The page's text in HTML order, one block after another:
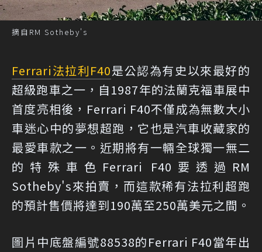
摘自RM Sotheby's
Ferrari法拉利F40是公認為有史以來最好的
超級跑車之一，自1987年的法蘭克福車展中
首度亮相後，Ferrari F40不僅成為無數大小
車迷心中的夢想超跑，它也是汽車收藏家的
最愛車款之一。近期將有一輛全球獨一無二
的特殊車色Ferrari F40要透過RM
Sotheby's來拍賣，而這款稀有法拉利超跑
的預計售價將達到190萬至250萬美元之間。
圖片中底盤編號88538的Ferrari F40當年出